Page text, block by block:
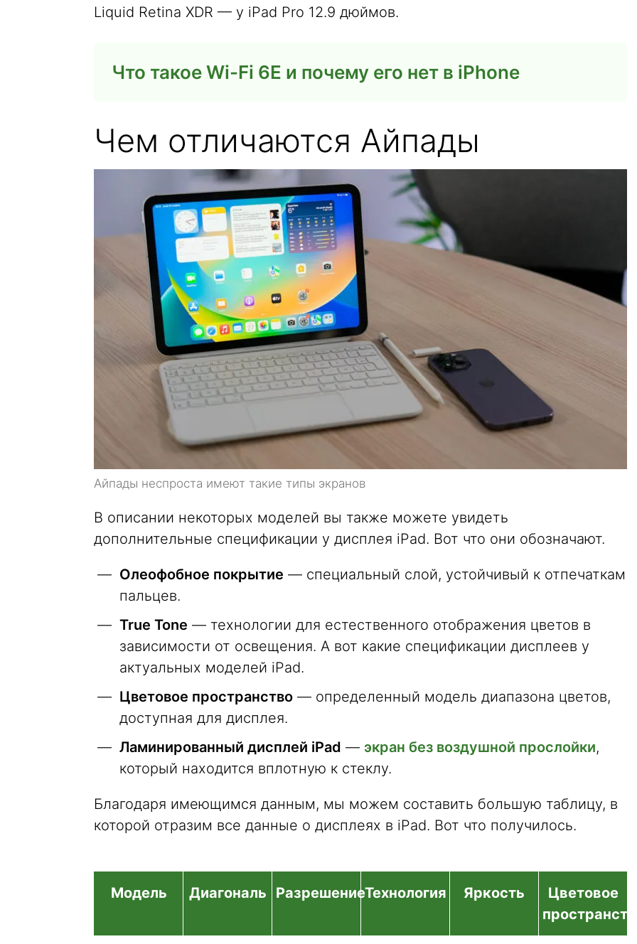
Liquid Retina XDR — у iPad Pro 12.9 дюймов.
Что такое Wi-Fi 6E и почему его нет в iPhone
Чем отличаются Айпады
Айпады неспроста имеют такие типы экранов
В описании некоторых моделей вы также можете увидеть
дополнительные спецификации у дисплея iPad. Вот что они обозначают.
Олеофобное покрытие — специальный слой, устойчивый к отпечаткам
пальцев.
True Tone — технологии для естественного отображения цветов в
зависимости от освещения. А вот какие спецификации дисплеев у
актуальных моделей iPad.
Цветовое пространство — определенный модель диапазона цветов,
доступная для дисплея.
Ламинированный дисплей iPad — экран без воздушной прослойки,
который находится вплотную к стеклу.
Благодаря имеющимся данным, мы можем составить большую таблицу, в
которой отразим все данные о дисплеях в iPad. Вот что получилось.
Модель Диагональ РазрешениеТехнология Яркость
Цветовое
пространство